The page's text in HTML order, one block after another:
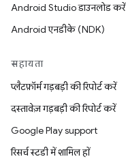
Android Studio डाउनलोड करें
Android एनडीके (NDK)
सहायता
प्लैटफ़ॉर्म गड़बड़ी की रिपोर्ट करें
दस्तावेज़ गड़बड़ी की रिपोर्ट करें
Google Play support
रिसर्च स्टडी में शामिल हों